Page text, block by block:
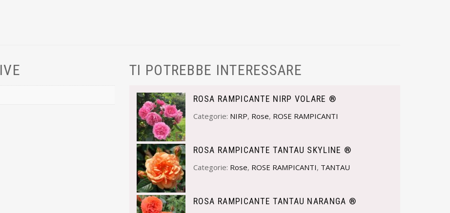
TI POTREBBE INTERESSARE
ROSA RAMPICANTE NIRP VOLARE ®
Categorie: NIRP, Rose, ROSE RAMPICANTI
ROSA RAMPICANTE TANTAU SKYLINE ®
Categorie: Rose, ROSE RAMPICANTI, TANTAU
ROSA RAMPICANTE TANTAU NARANGA ®